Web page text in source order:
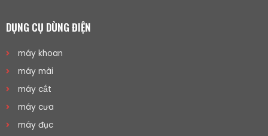
DỤNG CỤ DÙNG ĐIỆN
máy khoan
máy mài
máy cắt
máy cưa
máy đục